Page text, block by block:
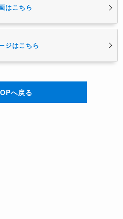
はこちら
ジはこちら
へ戻る